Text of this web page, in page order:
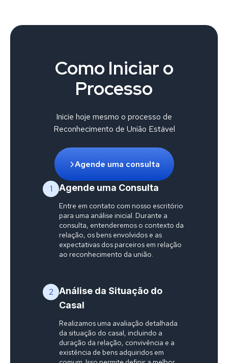
Como Iniciar o
Processo
Inicie hoje mesmo o processo de
Reconhecimento de União Estável
Agende uma consulta
1 Agende uma Consulta
Entre em contato com nosso escritório
para uma análise inicial. Durante a
consulta, entenderemos o contexto da
relação, os bens envolvidos e as
expectativas dos parceiros em relação
ao reconhecimento da união.
2 Análise da Situação do
Casal
Realizamos uma avaliação detalhada
da situação do casal, incluindo a
duração da relação, convivência e a
existência de bens adquiridos em